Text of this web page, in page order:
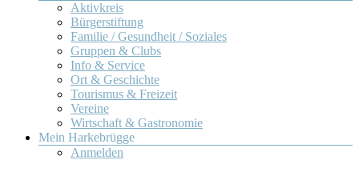
Aktivkreis
Bürgerstiftung
Familie / Gesundheit / Soziales
Gruppen & Clubs
Info & Service
Ort & Geschichte
Tourismus & Freizeit
Vereine
Wirtschaft & Gastronomie
Mein Harkebrügge
Anmelden